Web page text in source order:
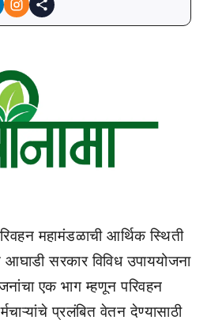
महामंडळाची आर्थिक स्थिती
आघाडी सरकार विविध उपाययोजना
एक भाग म्हणून परिवहन
प्रलंबित वेतन देण्यासाठी